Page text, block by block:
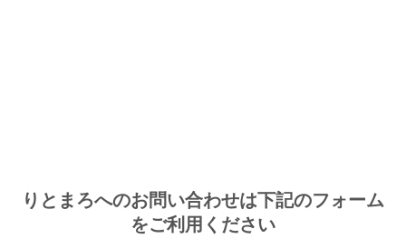
りとまろへのお問い合わせは下記のフォーム
をご利用ください